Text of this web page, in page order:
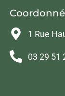
1 Rue
03 29 51